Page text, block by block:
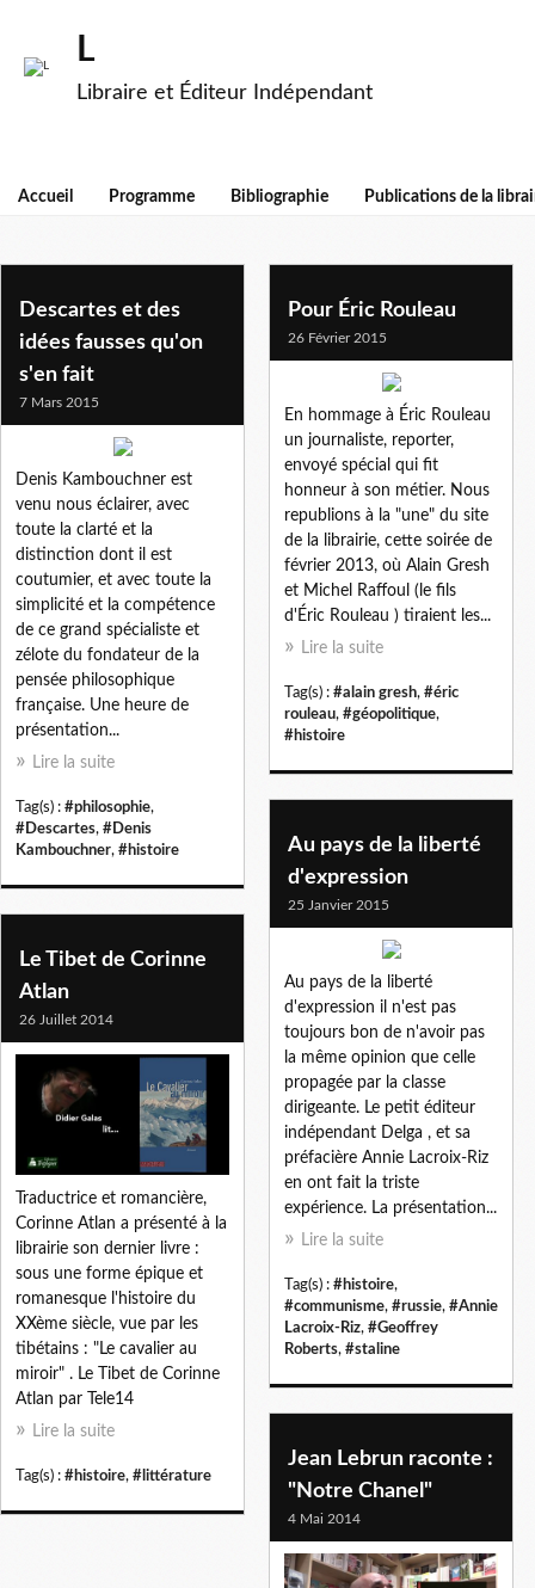
L
Libraire et Éditeur Indépendant
Accueil Programme Bibliographie Publications de la
histoire
Descartes et des
idées fausses qu'on
s'en fait
7 Mars 2015
Denis Kambouchner est
venu nous éclairer, avec
toute la clarté et la
distinction dont il est
coutumier, et avec toute la
simplicité et la compétence
de ce grand spécialiste et
zélote du fondateur de la
pensée philosophique
française. Une heure de
présentation...
Lire la suite
Tag(s) : #philosophie,
#Descartes, #Denis
Kambouchner, #histoire
Pour Éric Rouleau
26 Février 2015
En hommage à Éric Rouleau
un journaliste, reporter,
envoyé spécial qui fit
honneur à son métier. Nous
republions à la "une" du site
de la librairie, cette soirée de
février 2013, où Alain Gresh
et Michel Raffoul (le fils
d'Éric Rouleau ) tiraient les...
Lire la suite
Tag(s) : #alain gresh, #éric
rouleau, #géopolitique,
#histoire
Au pays de la liberté
d'expression
25 Janvier 2015
Au pays de la liberté
d'expression il n'est pas
toujours bon de n'avoir pas
la même opinion que celle
propagée par la classe
dirigeante. Le petit éditeur
indépendant Delga , et sa
préfacière Annie Lacroix-Riz
en ont fait la triste
expérience. La présentation...
Lire la suite
Tag(s) : #histoire,
#communisme, #russie, #Annie
Lacroix-Riz, #Geoffrey
Roberts, #staline
Le Tibet de Corinne
Atlan
26 Juillet 2014
Traductrice et romancière,
Corinne Atlan a présenté à la
librairie son dernier livre :
sous une forme épique et
romanesque l'histoire du
XXème siècle, vue par les
tibétains : "Le cavalier au
miroir" . Le Tibet de Corinne
Atlan par Tele14
Lire la suite
Tag(s) : #histoire, #littérature
Jean Lebrun raconte :
"Notre Chanel"
4 Mai 2014